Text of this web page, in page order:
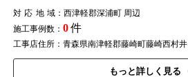
対応地域：西津軽郡深浦町 周辺
施工事例数： 0件
工事店住所：青森県南津軽郡藤崎町藤崎西村井
もっと詳しく見る